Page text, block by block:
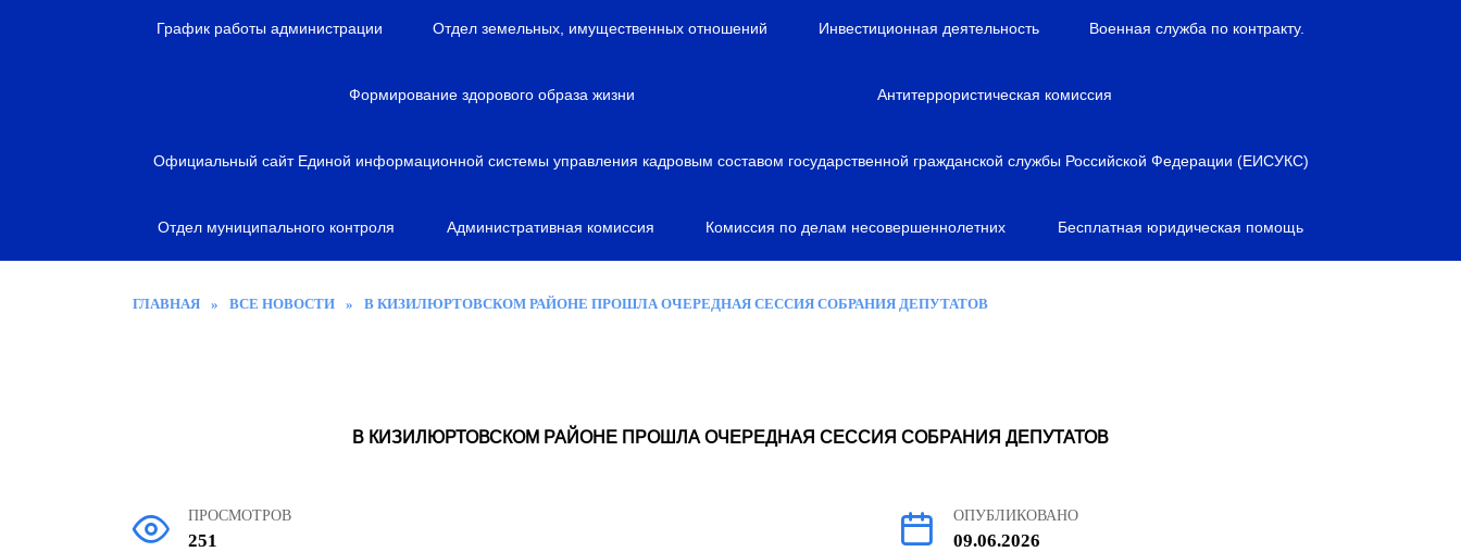
н
График работы администрации Отдел земельных, имущественных отношений Инвестиционная деятельность Военная служба по контракту.
Формирование здорового образа жизни Антитеррористическая комиссия
Официальный сайт Единой информационной системы управления кадровым составом государственной гражданской службы Российской Федерации (ЕИСУКС)
Отдел муниципального контроля Административная комиссия Комиссия по делам несовершеннолетних Бесплатная юридическая помощь
ГЛАВНАЯ » ВСЕ НОВОСТИ » В КИЗИЛЮРТОВСКОМ РАЙОНЕ ПРОШЛА ОЧЕРЕДНАЯ СЕССИЯ СОБРАНИЯ ДЕПУТАТОВ
В КИЗИЛЮРТОВСКОМ РАЙОНЕ ПРОШЛА ОЧЕРЕДНАЯ СЕССИЯ СОБРАНИЯ ДЕПУТАТОВ
ПРОСМОТРОВ
251
ОПУБЛИКОВАНО
09.06.2026